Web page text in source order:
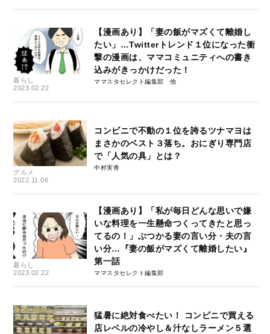
暮らし
2023.02.22
【漫画あり】「妻の飯がマズくて離婚し
たい」…Twitterトレンド１位になった衝
撃の漫画は、ママコミュニティへの書き
込みがきっかけだった！
ママスタセレクト編集部
グルメ
2022.11.06
コンビニで不動の１位を誇るツナマヨは
まさかのベスト３落ち。おにぎり専門店
で「人気の具」とは？
中村実香
暮らし
2023.02.22
【漫画あり】「私が毎日どんな思いで嫌
いな料理を一生懸命つくってきたと思っ
てるの！」ぶつかる妻の言い分・夫の言
い分…『妻の飯がマズくて離婚したい』
第一話
ママスタセレクト編集部
猛暑に絶対食べたい！ コンビニで買える
店レベルの冷やし＆汁なしラーメン５選